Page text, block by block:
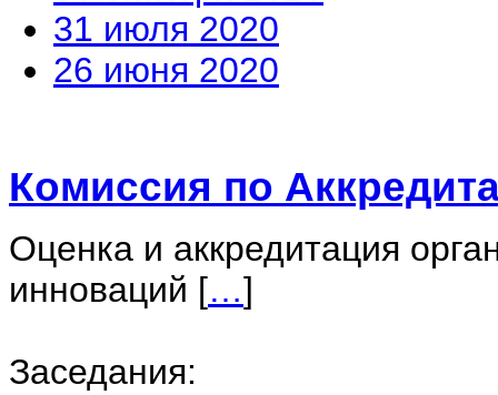
31 июля 2020
26 июня 2020
Комиссия по
Оценка и аккредитация
инноваций […]
Заседания: